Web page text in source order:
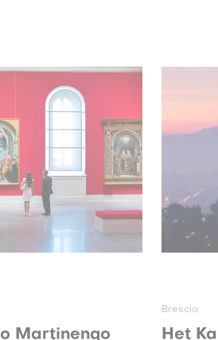
Martinengo
Brescia
Het